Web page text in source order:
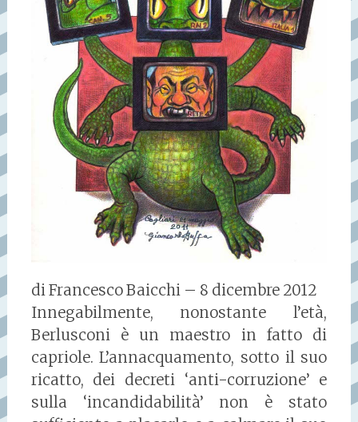
di Francesco Baicchi – 8 dicembre 2012
Innegabilmente, nonostante l’età,
Berlusconi è un maestro in fatto di
capriole. L’annacquamento, sotto il suo
ricatto, dei decreti ‘anti-corruzione’ e
sulla ‘incandidabilità’ non è stato